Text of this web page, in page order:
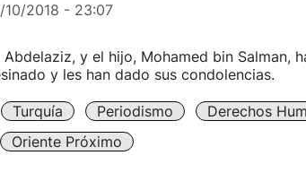
10/2018 - 23:07
Abdelaziz, y el hijo, Mohamed bin Salman,
y les han dado sus condolencias.
Turquía Periodismo Derechos
Oriente Próximo